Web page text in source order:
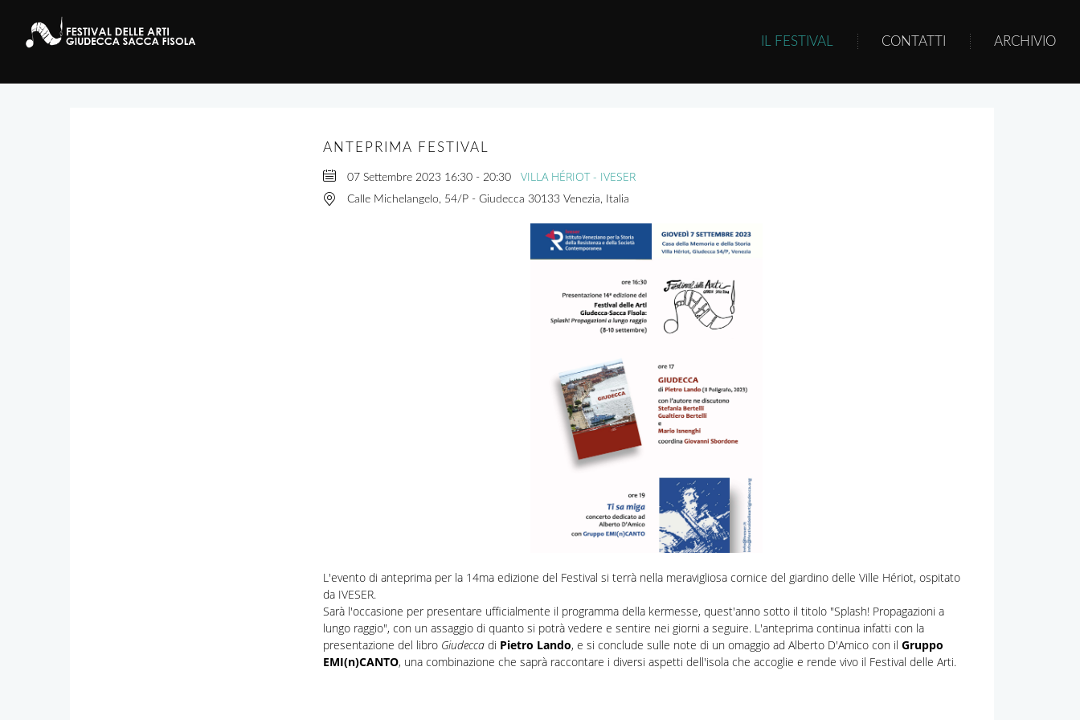
IL FESTIVAL CONTATTI ARCHIVIO
ANTEPRIMA FESTIVAL
07 Settembre 2023 16:30 - 20:30 VILLA HÉRIOT - IVESER
Calle Michelangelo, 54/P - Giudecca 30133 Venezia, Italia
L'evento di anteprima per la 14ma edizione del Festival si terrà nella meravigliosa cornice del giardino delle Ville Hériot, ospitato
da IVESER.
Sarà l'occasione per presentare ufficialmente il programma della kermesse, quest'anno sotto il titolo "Splash! Propagazioni a
lungo raggio", con un assaggio di quanto si potrà vedere e sentire nei giorni a seguire. L'anteprima continua infatti con la
presentazione del libro Giudeccadi Pietro Lando, e si conclude sulle note di un omaggio ad Alberto D'Amico con il Gruppo
EMI(n)CANTO, una combinazione che saprà raccontare i diversi aspetti dell'isola che accoglie e rende vivo il Festival delle Arti.